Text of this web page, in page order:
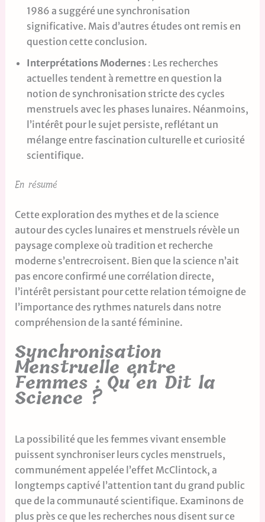
1986 a suggéré une synchronisation
significative. Mais d’autres études ont remis en
question cette conclusion.
Interprétations Modernes: Les recherches
actuelles tendent à remettre en question la
notion de synchronisation stricte des cycles
menstruels avec les phases lunaires. Néanmoins,
l’intérêt pour le sujet persiste, reflétant un
mélange entre fascination culturelle et curiosité
scientifique.
En résumé
Cette exploration des mythes et de la science
autour des cycles lunaires et menstruels révèle un
paysage complexe où tradition et recherche
moderne s’entrecroisent. Bien que la science n’ait
pas encore confirmé une corrélation directe,
l’intérêt persistant pour cette relation témoigne de
l’importance des rythmes naturels dans notre
compréhension de la santé féminine.
Synchronisation
Menstruelle entre
Femmes : Qu’en Dit la
Science ?
La possibilité que les femmes vivant ensemble
puissent synchroniser leurs cycles menstruels,
communément appelée l’effet McClintock, a
longtemps captivé l’attention tant du grand public
que de la communauté scientifique. Examinons de
plus près ce que les recherches nous disent sur ce